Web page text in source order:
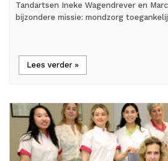
Tandartsen Ineke Wagendrever en
bijzondere missie: mondzorg
Lees verder »